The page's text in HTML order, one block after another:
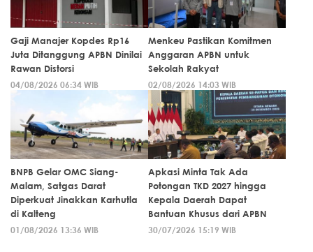
Gaji Manajer Kopdes Rp16
Juta Ditanggung APBN Dinilai
Rawan Distorsi
04/08/2026 06:34 WIB
Menkeu Pastikan Komitmen
Anggaran APBN untuk
Sekolah Rakyat
02/08/2026 14:03 WIB
BNPB Gelar OMC Siang-
Malam, Satgas Darat
Diperkuat Jinakkan Karhutla
di Kalteng
01/08/2026 13:36 WIB
Apkasi Minta Tak Ada
Potongan TKD 2027 hingga
Kepala Daerah Dapat
Bantuan Khusus dari APBN
30/07/2026 15:19 WIB